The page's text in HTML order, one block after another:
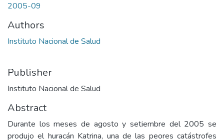
2005-09
Authors
Instituto Nacional de Salud
Publisher
Instituto Nacional de Salud
Abstract
Durante los meses de agosto y setiembre del 2005 se
produjo el huracán Katrina, una de las peores catástrofes